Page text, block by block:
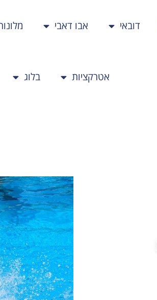
דובאי אבו דאבי
אטרקציות בלוג